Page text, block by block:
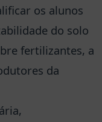
os alunos
do solo
fertilizantes, a
da